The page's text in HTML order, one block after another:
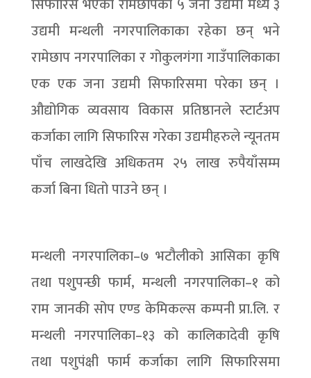
सिफारिस भएका रामेछापका ५ जना उद्यमी मध्य ३
उद्यमी मन्थली नगरपालिकाका रहेका छन् भने
रामेछाप नगरपालिका र गोकुलगंगा गाउँपालिकाका
एक एक जना उद्यमी सिफारिसमा परेका छन् ।
औद्योगिक व्यवसाय विकास प्रतिष्ठानले स्टार्टअप
कर्जाका लागि सिफारिस गरेका उद्यमीहरुले न्यूनतम
पाँच लाखदेखि अधिकतम २५ लाख रुपैयाँसम्म
कर्जा बिना धितो पाउने छन् ।
मन्थली नगरपालिका–७ भटौलीको आसिका कृषि
तथा पशुपन्छी फार्म, मन्थली नगरपालिका–१ को
राम जानकी सोप एण्ड केमिकल्स कम्पनी प्रा.लि. र
मन्थली नगरपालिका–१३ को कालिकादेवी कृषि
तथा पशुपंक्षी फार्म कर्जाका लागि सिफारिसमा